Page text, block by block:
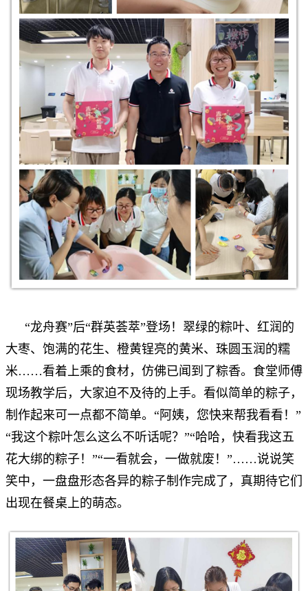
“龙舟赛”后“群英荟萃”登场！翠绿的粽叶、红润的
大枣、饱满的花生、橙黄锃亮的黄米、珠圆玉润的糯
米……看着上乘的食材，仿佛已闻到了粽香。食堂师傅
现场教学后，大家迫不及待的上手。看似简单的粽子，
制作起来可一点都不简单。“阿姨，您快来帮我看看！”
“我这个粽叶怎么这么不听话呢？”“哈哈，快看我这五
花大绑的粽子！”“一看就会，一做就废！”……说说笑
笑中，一盘盘形态各异的粽子制作完成了，真期待它们
出现在餐桌上的萌态。